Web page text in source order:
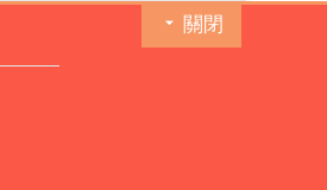
關閉